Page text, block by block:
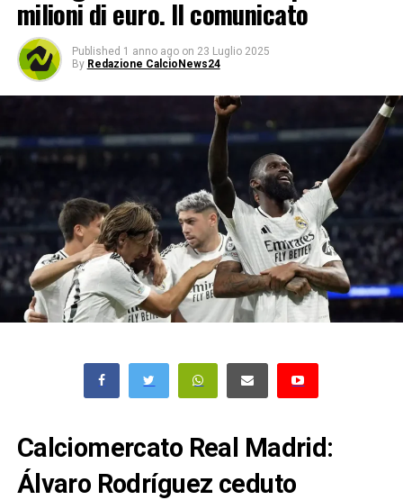
milioni di euro. Il comunicato
Published 1 anno ago on 23 Luglio 2025
By Redazione CalcioNews24
Calciomercato Real Madrid:
Álvaro Rodríguez ceduto